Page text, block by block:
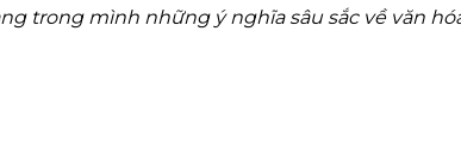
trong mình những ý nghĩa sâu sắc về văn